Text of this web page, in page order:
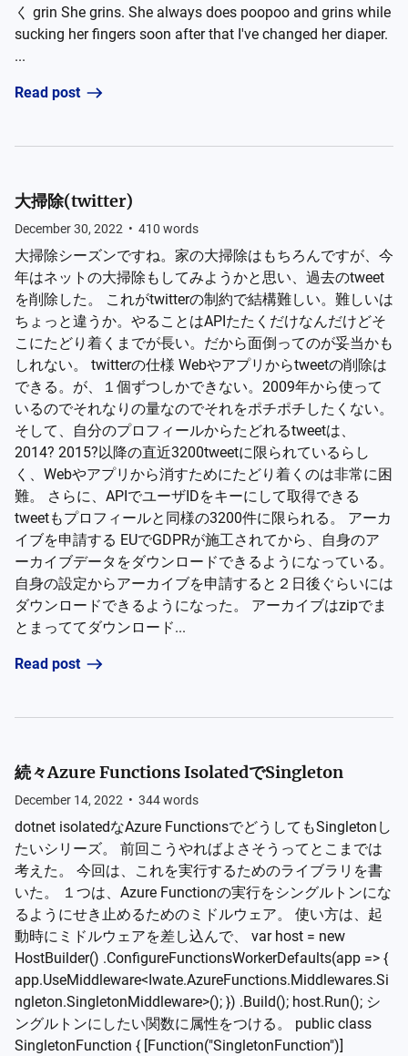
く grin She grins. She always does poopoo and grins while
sucking her fingers soon after that I've changed her diaper.
...
Read post
大掃除(twitter)
December 30, 2022 • 410 words
大掃除シーズンですね。家の大掃除はもちろんですが、今
年はネットの大掃除もしてみようかと思い、過去のtweet
を削除した。 これがtwitterの制約で結構難しい。難しいは
ちょっと違うか。やることはAPIたたくだけなんだけどそ
こにたどり着くまでが長い。だから面倒ってのが妥当かも
しれない。 twitterの仕様 Webやアプリからtweetの削除は
できる。が、１個ずつしかできない。2009年から使って
いるのでそれなりの量なのでそれをポチポチしたくない。
そして、自分のプロフィールからたどれるtweetは、
2014? 2015?以降の直近3200tweetに限られているらし
く、Webやアプリから消すためにたどり着くのは非常に困
難。 さらに、APIでユーザIDをキーにして取得できる
tweetもプロフィールと同様の3200件に限られる。 アーカ
イブを申請する EUでGDPRが施工されてから、自身のア
ーカイブデータをダウンロードできるようになっている。
自身の設定からアーカイブを申請すると２日後ぐらいには
ダウンロードできるようになった。 アーカイブはzipでま
とまっててダウンロード...
Read post
続々Azure Functions IsolatedでSingleton
December 14, 2022 • 344words
dotnet isolatedなAzure FunctionsでどうしてもSingletonし
たいシリーズ。 前回こうやればよさそうってとこまでは
考えた。 今回は、これを実行するためのライブラリを書
いた。 １つは、Azure Functionの実行をシングルトンにな
るようにせき止めるためのミドルウェア。 使い方は、起
動時にミドルウェアを差し込んで、 var host = new
HostBuilder() .ConfigureFunctionsWorkerDefaults(app => {
app.UseMiddleware<Iwate.AzureFunctions.Middlewares.Si
ngleton.SingletonMiddleware>(); }) .Build(); host.Run(); シ
ングルトンにしたい関数に属性をつける。 public class
SingletonFunction { [Function("SingletonFunction")]